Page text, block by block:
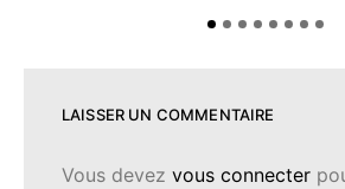
LAISSER UN COMMENTAIRE
Vous devez vous connecter